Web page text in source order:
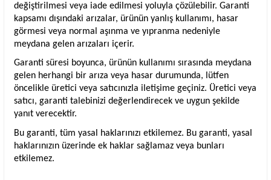
değiştirilmesi veya iade edilmesi yoluyla çözülebilir. Garanti
kapsamı dışındaki arızalar, ürünün yanlış kullanımı, hasar
görmesi veya normal aşınma ve yıpranma nedeniyle
meydana gelen arızaları içerir.
Garanti süresi boyunca, ürünün kullanımı sırasında meydana
gelen herhangi bir arıza veya hasar durumunda, lütfen
öncelikle üretici veya satıcınızla iletişime geçiniz. Üretici veya
satıcı, garanti talebinizi değerlendirecek ve uygun şekilde
yanıt verecektir.
Bu garanti, tüm yasal haklarınızı etkilemez. Bu garanti, yasal
haklarınızın üzerinde ek haklar sağlamaz veya bunları
etkilemez.